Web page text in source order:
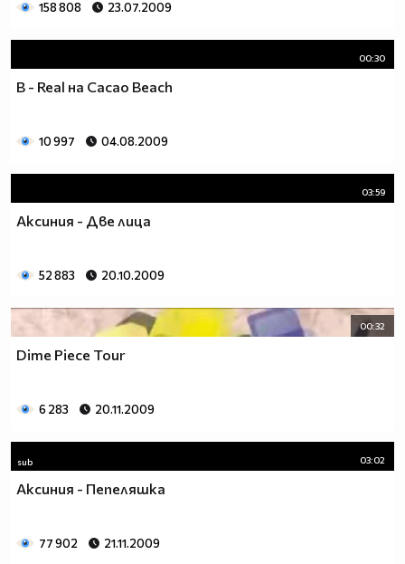
158 808 23.07.2009
00:30
B - Real на Cacao Beach
10 997 04.08.2009
03:59
Аксиния - Две лица
52 883 20.10.2009
00:32
Dime Piece Tour
6 283 20.11.2009
sub 03:02
Аксиния - Пепеляшка
77 902 21.11.2009